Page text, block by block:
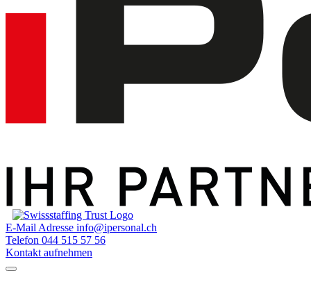
E-Mail Adresse info@ipersonal.ch
Telefon 044 515 57 56
Kontakt aufnehmen